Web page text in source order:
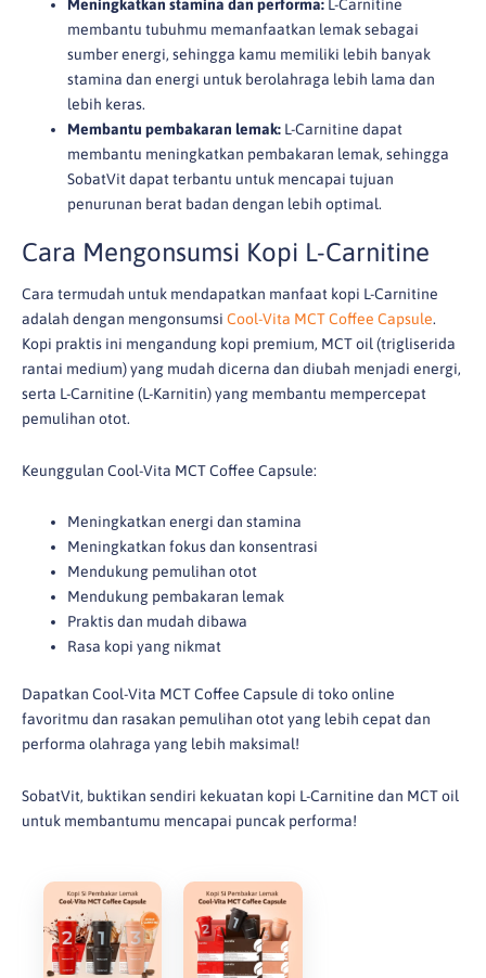
Meningkatkan stamina dan performa: L-Carnitine
membantu tubuhmu memanfaatkan lemak sebagai
sumber energi, sehingga kamu memiliki lebih banyak
stamina dan energi untuk berolahraga lebih lama dan
lebih keras.
Membantu pembakaran lemak: L-Carnitine dapat
membantu meningkatkan pembakaran lemak, sehingga
SobatVit dapat terbantu untuk mencapai tujuan
penurunan berat badan dengan lebih optimal.
Cara Mengonsumsi Kopi L-Carnitine
Cara termudah untuk mendapatkan manfaat kopi L-Carnitine
adalah dengan mengonsumsi Cool-Vita MCT Coffee Capsule.
Kopi praktis ini mengandung kopi premium, MCT oil (trigliserida
rantai medium) yang mudah dicerna dan diubah menjadi energi,
serta L-Carnitine (L-Karnitin) yang membantu mempercepat
pemulihan otot.
Keunggulan Cool-Vita MCT Coffee Capsule:
Meningkatkan energi dan stamina
Meningkatkan fokus dan konsentrasi
Mendukung pemulihan otot
Mendukung pembakaran lemak
Praktis dan mudah dibawa
Rasa kopi yang nikmat
Dapatkan Cool-Vita MCT Coffee Capsule di toko online
favoritmu dan rasakan pemulihan otot yang lebih cepat dan
performa olahraga yang lebih maksimal!
SobatVit, buktikan sendiri kekuatan kopi L-Carnitine dan MCT oil
untuk membantumu mencapai puncak performa!